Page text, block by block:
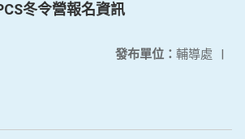
冬令營報名資訊
發布單位： 輔導處 |